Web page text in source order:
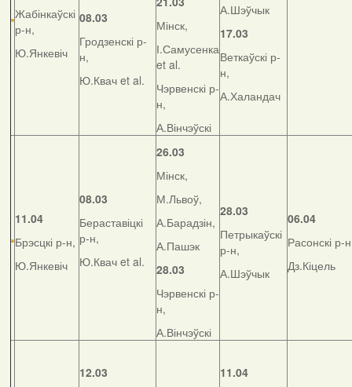
Жабінкаўскі
р-н,
Ю.Янкевіч
08.03
Гродзенскі р-
н,
Ю.Квач et al.
Мінск,
І.Самусенка
et al.
Чэрвенскі р-
н,
А.Вінчэўскі
А.Шэўчык
17.03
Веткаўскі р-
н,
А.Халандач
11.04
Брэсцкі р-н,
Ю.Янкевіч
08.03
Бераставіцкі
р-н,
Ю.Квач et al.
26.03
Мінск,
М.Львоў,
А.Барадзін,
А.Пашэк
28.03
Чэрвенскі р-
н,
А.Вінчэўскі
28.03
Петрыкаўскі
р-н,
А.Шэўчык
06.04
Расонскі р-
Дз.Кіцель
12.03
11.04